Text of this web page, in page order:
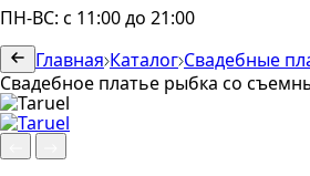
ПН-ВС: с 11:00 до 21:00
Главная Каталог Свадебные
Свадебное платье рыбка со